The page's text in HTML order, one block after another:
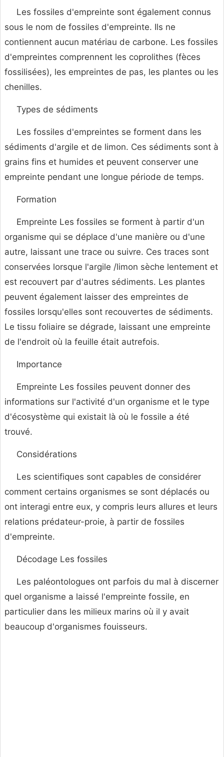
Les fossiles d'empreinte sont également connus
sous le nom de fossiles d'empreinte. Ils ne
contiennent aucun matériau de carbone. Les fossiles
d'empreintes comprennent les coprolithes (fèces
fossilisées), les empreintes de pas, les plantes ou les
chenilles.
Types de sédiments
Les fossiles d'empreintes se forment dans les
sédiments d'argile et de limon. Ces sédiments sont à
grains fins et humides et peuvent conserver une
empreinte pendant une longue période de temps.
Formation
Empreinte Les fossiles se forment à partir d'un
organisme qui se déplace d'une manière ou d'une
autre, laissant une trace ou suivre. Ces traces sont
conservées lorsque l'argile /limon sèche lentement et
est recouvert par d'autres sédiments. Les plantes
peuvent également laisser des empreintes de
fossiles lorsqu'elles sont recouvertes de sédiments.
Le tissu foliaire se dégrade, laissant une empreinte
de l'endroit où la feuille était autrefois.
Importance
Empreinte Les fossiles peuvent donner des
informations sur l'activité d'un organisme et le type
d'écosystème qui existait là où le fossile a été
trouvé.
Considérations
Les scientifiques sont capables de considérer
comment certains organismes se sont déplacés ou
ont interagi entre eux, y compris leurs allures et leurs
relations prédateur-proie, à partir de fossiles
d'empreinte.
Décodage Les fossiles
Les paléontologues ont parfois du mal à discerner
quel organisme a laissé l'empreinte fossile, en
particulier dans les milieux marins où il y avait
beaucoup d'organismes fouisseurs.